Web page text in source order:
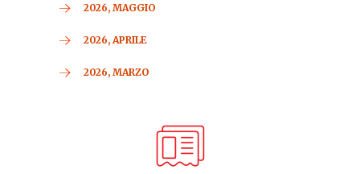
2026, MAGGIO
2026, APRILE
2026, MARZO